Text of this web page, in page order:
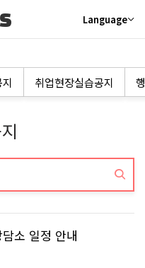
Language
취업현장실습공지
소 일정 안내